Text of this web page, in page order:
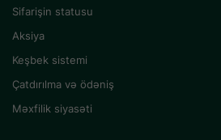
Sifarişin statusu
Aksiya
Keşbek sistemi
Çatdırılma və ödəniş
Məxfilik siyasəti